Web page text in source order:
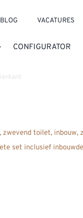
BLOG VACATURES
CONFIGURATOR